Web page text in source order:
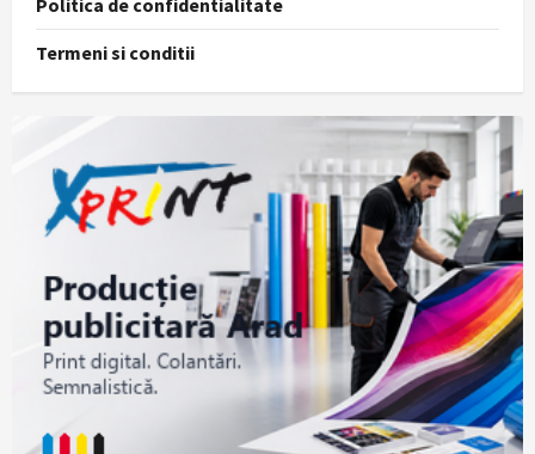
Politica de confidentialitate
Termeni si conditii